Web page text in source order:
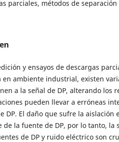
parciales, métodos de separación
y ensayos de descargas
en ambiente industrial, existen
a la señal de DP, alterando los
pueden llevar a erróneas
DP. El daño que sufre la aislación
de la fuente de DP, por lo tanto, la
de DP y ruido eléctrico son